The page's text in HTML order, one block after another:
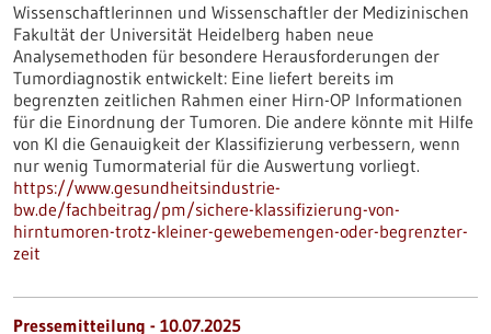
Wissenschaftlerinnen und Wissenschaftler der Medizinischen
Fakultät der Universität Heidelberg haben neue
Analysemethoden für besondere Herausforderungen der
Tumordiagnostik entwickelt: Eine liefert bereits im
begrenzten zeitlichen Rahmen einer Hirn-OP Informationen
für die Einordnung der Tumoren. Die andere könnte mit Hilfe
von KI die Genauigkeit der Klassifizierung verbessern, wenn
nur wenig Tumormaterial für die Auswertung vorliegt.
https://www.gesundheitsindustrie-
bw.de/fachbeitrag/pm/sichere-klassifizierung-von-
hirntumoren-trotz-kleiner-gewebemengen-oder-begrenzter-
zeit
Pressemitteilung - 10.07.2025